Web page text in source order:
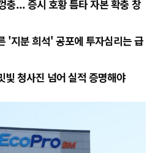
충... 증시 호황 틈타 자본 확충 창
'지분 희석' 공포에 투자심리는 급
빛 청사진 넘어 실적 증명해야